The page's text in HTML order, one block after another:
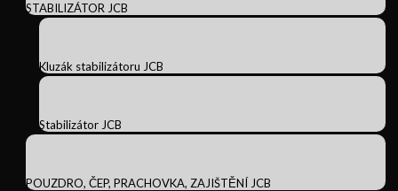
STABILIZÁTOR JCB
Kluzák stabilizátoru JCB
Stabilizátor JCB
POUZDRO, ČEP, PRACHOVKA, ZAJIŠTĚNÍ JCB